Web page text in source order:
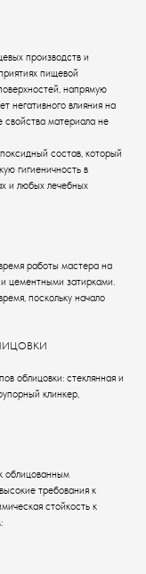
производств и
пищевой
напрямую
негативного влияния на
свойства материала не
состав, который
гигиеничность в
и любых лечебных
работы мастера на
цементными затирками.
поскольку начало
облицовки: стеклянная и
клинкер,
облицованным
требования к
стойкость к